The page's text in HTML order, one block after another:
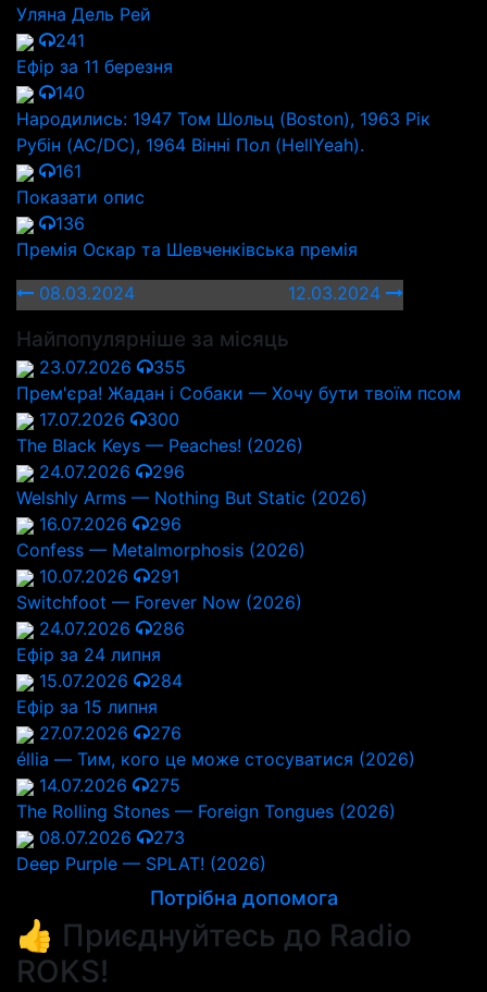
Уляна Дель Рей
241
Ефір за 11 березня
140
Народились: 1947 Том Шольц (Boston), 1963 Рік
Рубін (AC/DC), 1964 Вінні Пол (HellYeah).
161
Показати опис
136
Премія Оскар та Шевченківська премія
08.03.2024
12.03.2024
Найпопулярніше за місяць
23.07.2026
355
Прем'єра! Жадан і Собаки — Хочу бути твоїм псом
17.07.2026
300
The Black Keys — Peaches! (2026)
24.07.2026
296
Welshly Arms — Nothing But Static (2026)
16.07.2026
296
Confess — Metalmorphosis (2026)
10.07.2026
291
Switchfoot — Forever Now (2026)
24.07.2026
286
Ефір за 24 липня
15.07.2026
284
Ефір за 15 липня
27.07.2026
276
éllia — Тим, кого це може стосуватися (2026)
14.07.2026
275
The Rolling Stones — Foreign Tongues (2026)
08.07.2026
273
Deep Purple — SPLAT! (2026)
Потрібна допомога
👍 Приєднуйтесь до Radio
ROKS!